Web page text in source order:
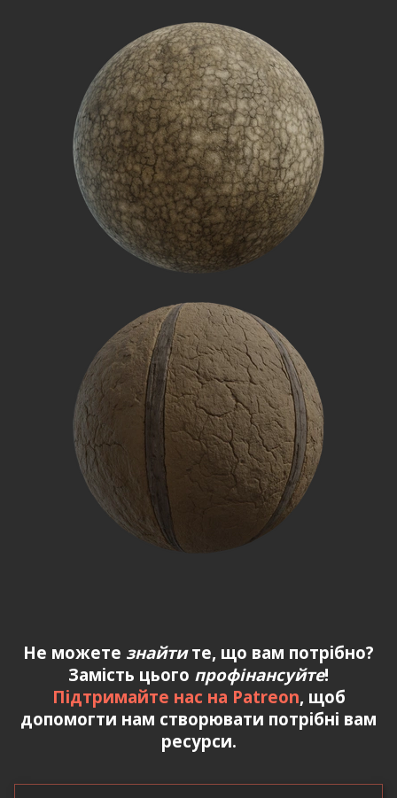
Не можете знайтите, що вам потрібно?
Замість цього профінансуйте!
Підтримайте нас на Patreon, щоб
допомогти нам створювати потрібні вам
ресурси.